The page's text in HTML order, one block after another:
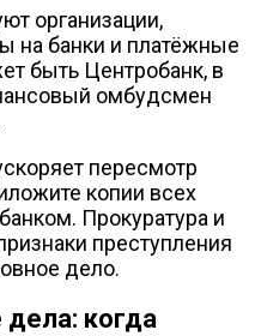
организации,
на банки и платёжные
быть Центробанк, в
омбудсмен
пересмотр
копии всех
Прокуратура и
преступления
дело.
когда